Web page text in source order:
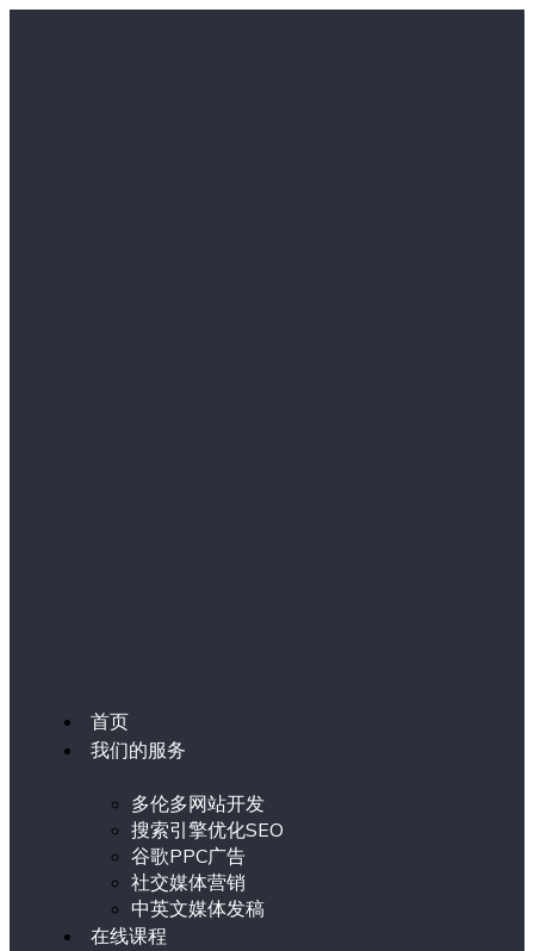
首页
我们的服务
多伦多网站开发
搜索引擎优化SEO
谷歌PPC广告
社交媒体营销
中英文媒体发稿
在线课程